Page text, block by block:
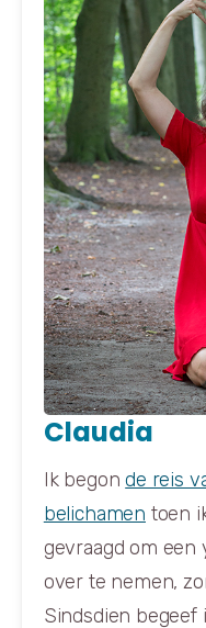
Claudia
Ik begonde reis
belichamen toen
gevraagd om een
over te nemen,
Sindsdien begeef